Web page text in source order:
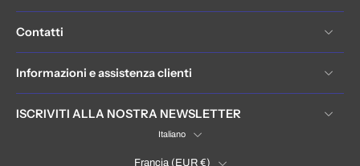
Contatti
Informazioni e assistenza clienti
ISCRIVITI ALLA NOSTRA NEWSLETTER
Italiano
Francia ‎(EUR €)‎